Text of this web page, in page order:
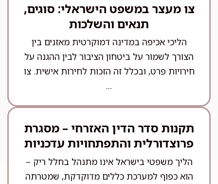
צו מעצר במשפט הישראלי: סוגים,
תנאים והשלכות
הליכי אכיפה במדינה דמוקרטית מאזנים בין
הצורך לשמור על ביטחון הציבור לבין ההגנה על
חירויות פרט, ובכלל זה הזכות לחירות אישית. צו
...
תקנות סדר הדין האזרחי – מסגרת
פרוצדורלית והתפתחויות עדכניות
הליך משפטי בישראל אינו מתנהל בחלל ריק –
הוא כפוף למערכת כללים מדוקדקת, שמטרתה